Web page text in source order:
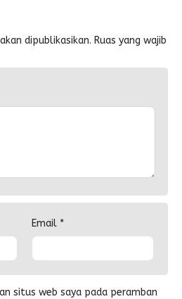
dipublikasikan. Ruas yang wajib
Email *
situs web saya pada peramban